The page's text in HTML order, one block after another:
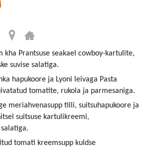
kha Prantsuse seakael cowboy-kartulite,
suvise salatiga.
hapukoore ja Lyoni leivaga Pasta
tomatite, rukola ja parmesaniga.
meriahvenasupp tilli, suitsuhapukoore ja
suitsuse kartulikreemi,
tomati kreemsupp kuldse